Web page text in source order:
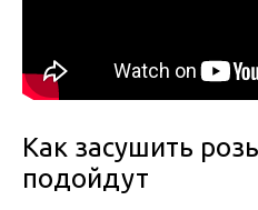
Как засушить
подойдут